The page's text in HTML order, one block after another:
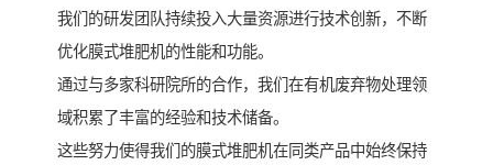
我们的研发团队持续投入大量资源进行技术创新，不断
优化膜式堆肥机的性能和功能。
通过与多家科研院所的合作，我们在有机废弃物处理领
域积累了丰富的经验和技术储备。
这些努力使得我们的膜式堆肥机在同类产品中始终保持